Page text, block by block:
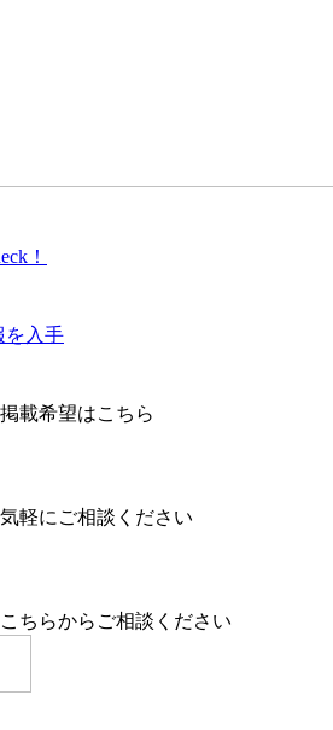
！
を入手
掲載希望はこちら
軽にご相談ください
こちらからご相談ください